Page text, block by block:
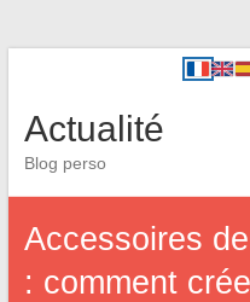
Actualité
Blog perso
Accessoires
: comment